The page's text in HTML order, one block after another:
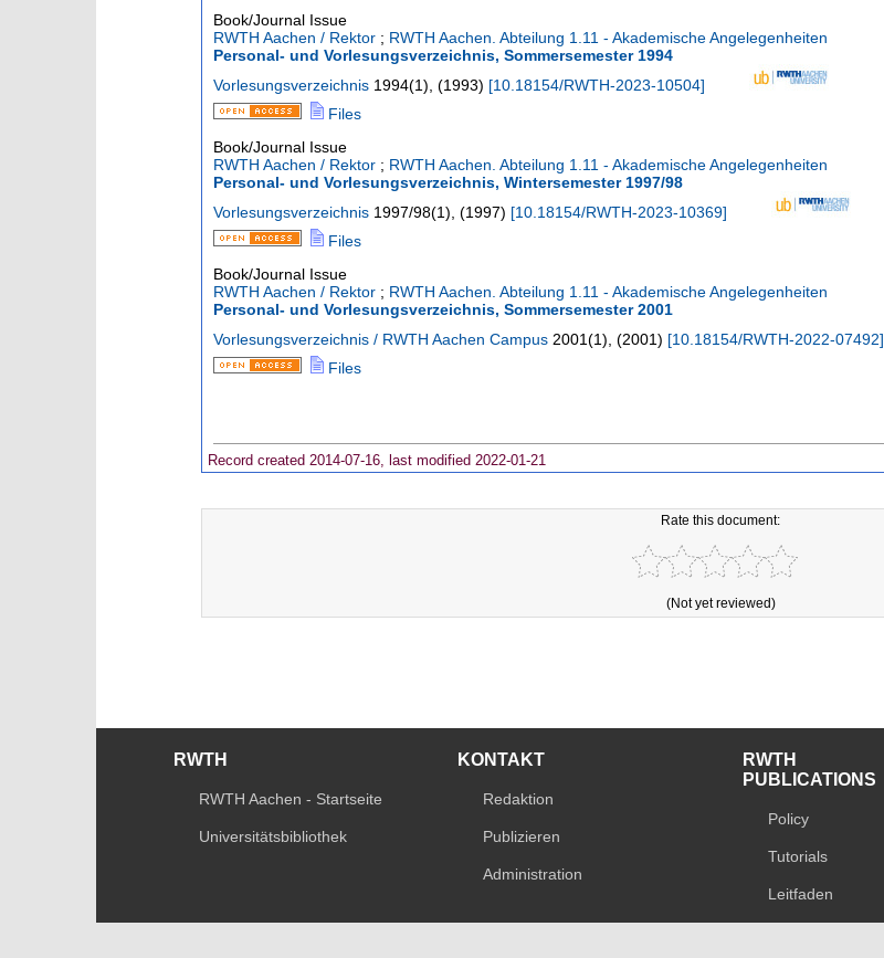
Book/Journal Issue
RWTH Aachen / Rektor ; RWTH Aachen. Abteilung 1.11 - Akademische Angelegenheiten
Personal- und Vorlesungsverzeichnis, Sommersemester 1994
Vorlesungsverzeichnis 1994(1), (1993) [10.18154/RWTH-2023-10504]
Files
Book/Journal Issue
RWTH Aachen / Rektor ; RWTH Aachen. Abteilung 1.11 - Akademische Angelegenheiten
Personal- und Vorlesungsverzeichnis, Wintersemester 1997/98
Vorlesungsverzeichnis 1997/98(1), (1997) [10.18154/RWTH-2023-10369]
Files
Book/Journal Issue
RWTH Aachen / Rektor ; RWTH Aachen. Abteilung 1.11 - Akademische Angelegenheiten
Personal- und Vorlesungsverzeichnis, Sommersemester 2001
Vorlesungsverzeichnis / RWTH Aachen Campus 2001(1), (2001) [10.18154/RWTH-2022-07492]
Files
Record created 2014-07-16, last modified 2022-01-21
Rate this document:
(Not yet reviewed)
RWTH
RWTH Aachen - Startseite
Universitätsbibliothek
KONTAKT
Redaktion
Publizieren
Administration
RWTH
PUBLICATIONS
Policy
Tutorials
Leitfaden